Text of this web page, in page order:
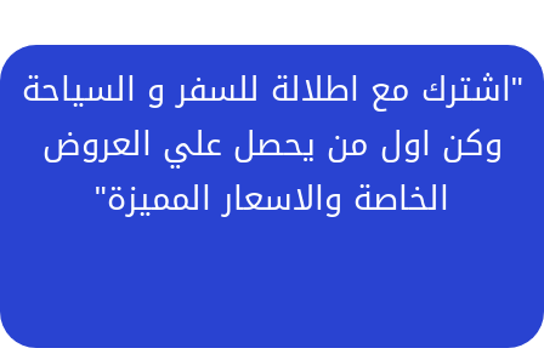
"اشترك مع اطلالة للسفر و السياحة
وكن اول من يحصل علي العروض
الخاصة والاسعار المميزة"